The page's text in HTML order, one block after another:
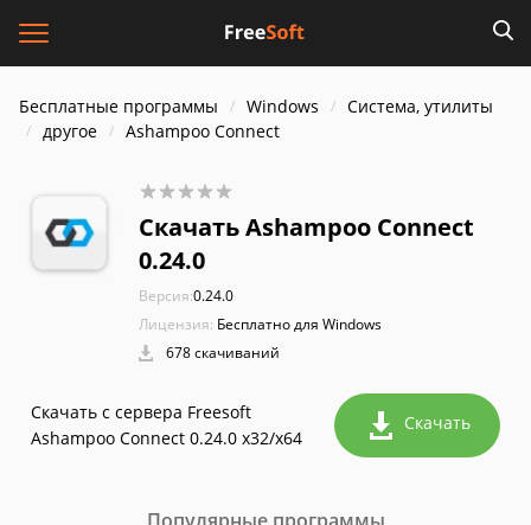
Бесплатные программы Windows
Система, утилиты
другое
Ashampoo Connect
Скачать Ashampoo Connect
0.24.0
Версия:0.24.0
Лицензия: Бесплатно для Windows
678 скачиваний
Скачать с сервера Freesoft
Ashampoo Connect 0.24.0 x32/x64
Скачать